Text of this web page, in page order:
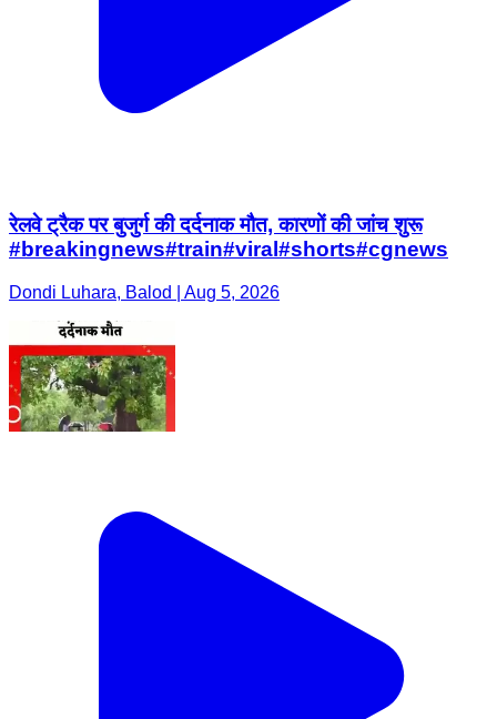
रेलवे ट्रैक पर बुजुर्ग की दर्दनाक मौत, कारणों की जांच शुरू
#breakingnews#train#viral#shorts#cgnews
Dondi Luhara, Balod | Aug 5, 2026